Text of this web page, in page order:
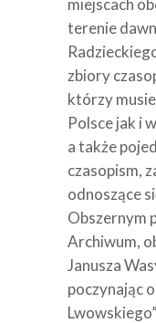
miejscach
terenie
zbiory
którzy
Polsce jak i
a także
czasopism,
odnoszące
Obszernym
Archiwum,
Janusza
poczynając